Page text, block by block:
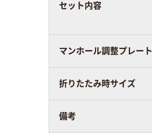
セット内容
マンホール調整プレート
折りたたみ時サイズ
備考